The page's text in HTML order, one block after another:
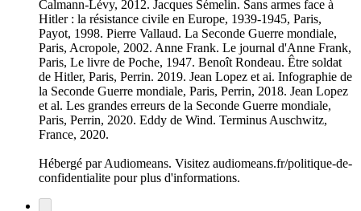
Calmann-Lévy, 2012. Jacques Sémelin. Sans armes face à
Hitler : la résistance civile en Europe, 1939-1945, Paris,
Payot, 1998. Pierre Vallaud. La Seconde Guerre mondiale,
Paris, Acropole, 2002. Anne Frank. Le journal d'Anne Frank,
Paris, Le livre de Poche, 1947. Benoît Rondeau. Être soldat
de Hitler, Paris, Perrin. 2019. Jean Lopez et ai. Infographie de
la Seconde Guerre mondiale, Paris, Perrin, 2018. Jean Lopez
et al. Les grandes erreurs de la Seconde Guerre mondiale,
Paris, Perrin, 2020. Eddy de Wind. Terminus Auschwitz,
France, 2020.
Hébergé par Audiomeans. Visitez audiomeans.fr/politique-de-
confidentialite pour plus d'informations.